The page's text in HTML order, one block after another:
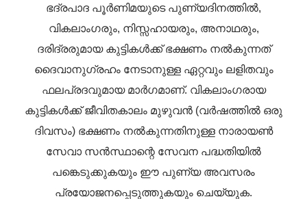
ഭദ്രപാദ പൂർണിമയുടെ പുണ്യദിനത്തിൽ,
വികലാംഗരും, നിസ്സഹായരും, അനാഥരും,
ദരിദ്രരുമായ കുട്ടികൾക്ക് ഭക്ഷണം നൽകുന്നത്
ദൈവാനുഗ്രഹം നേടാനുള്ള ഏറ്റവും ലളിതവും
ഫലപ്രദവുമായ മാർഗമാണ്. വികലാംഗരായ
കുട്ടികൾക്ക് ജീവിതകാലം മുഴുവൻ (വർഷത്തിൽ ഒരു
ദിവസം) ഭക്ഷണം നൽകുന്നതിനുള്ള നാരായൺ
സേവാ സൻസ്ഥാന്റെ സേവന പദ്ധതിയിൽ
പങ്കെടുക്കുകയും ഈ പുണ്യ അവസരം
പ്രയോജനപ്പെടുത്തുകയും ചെയ്യുക.